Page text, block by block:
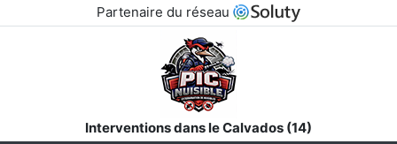
Partenaire du réseau
Interventions dans le Calvados (14)